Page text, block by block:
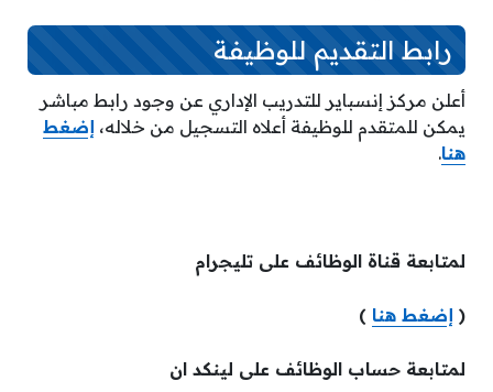
رابط التقديم للوظيفة
أعلن مركز إنسباير للتدريب الإداري عن وجود رابط مباشر
يمكن للمتقدم للوظيفة أعلاه التسجيل من خلاله، إضغط
هنا.
لمتابعة قناة الوظائف على تليجرام
( إضغط هنا )
لمتابعة حساب الوظائف على لينكد ان